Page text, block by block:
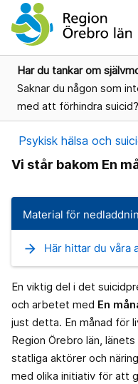
Har du tankar om
Saknar du någon som
med att förhindra suicid?
Psykisk hälsa och
Vi står bakom En
Material för
arrow_forward Här hittar du våra
En viktig del i det
och arbetet med En
just detta. En månad för
Region Örebro län,
statliga aktörer och
med olika initiativ för att